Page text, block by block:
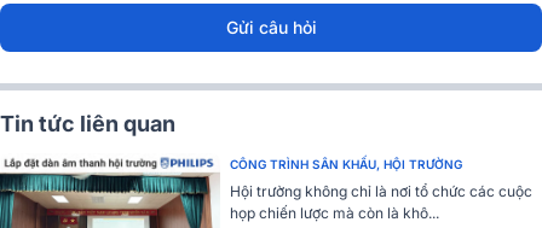
Gửi câu hỏi
Tin tức liên quan
CÔNG TRÌNH SÂN KHẤU, HỘI TRƯỜNG
Hội trường không chỉ là nơi tổ chức các cuộc
họp chiến lược mà còn là khô...